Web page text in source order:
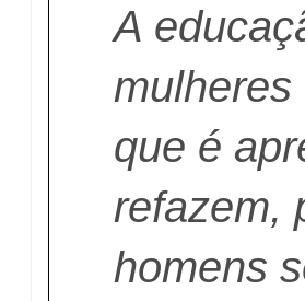
A
que é
refazem,
homens